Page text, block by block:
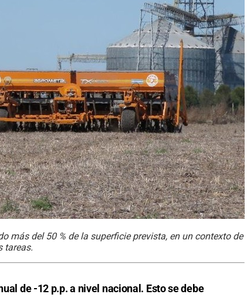
más del 50 % de la superficie prevista, en un contexto de
tareas.
de -12 p.p. a nivel nacional. Esto se debe